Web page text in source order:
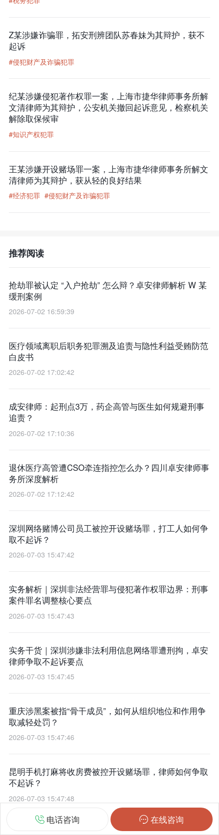
电话咨询 在线咨询
Z某涉嫌诈骗罪，拓安刑辨团队苏春妹为其辩护，获不
起诉
#侵犯财产及诈骗犯罪
纪某涉嫌侵犯著作权罪一案，上海市捷华律师事务所解
文清律师为其辩护，公安机关撤回起诉意见，检察机关
解除取保候审
#知识产权犯罪
王某涉嫌开设赌场罪一案，上海市捷华律师事务所解文
清律师为其辩护，获从轻的良好结果
#经济犯罪 #侵犯财产及诈骗犯罪
推荐阅读
抢劫罪被认定 “入户抢劫” 怎么辩？卓安律师解析 W 某
缓刑案例
2026-07-02 16:59:39
医疗领域离职后职务犯罪溯及追责与隐性利益受贿防范
白皮书
2026-07-02 17:02:42
成安律师：起刑点3万，药企高管与医生如何规避刑事
追责？
2026-07-02 17:10:36
退休医疗高管遭CSO牵连指控怎么办？四川卓安律师事
务所深度解析
2026-07-02 17:12:42
深圳网络赌博公司员工被控开设赌场罪，打工人如何争
取不起诉？
2026-07-03 15:47:42
实务解析｜深圳非法经营罪与侵犯著作权罪边界：刑事
案件罪名调整核心要点
2026-07-03 15:47:43
实务干货｜深圳涉嫌非法利用信息网络罪遭刑拘，卓安
律师争取不起诉要点
2026-07-03 15:47:45
重庆涉黑案被指“骨干成员”，如何从组织地位和作用争
取减轻处罚？
2026-07-03 15:47:46
昆明手机打麻将收房费被控开设赌场罪，律师如何争取
不起诉？
2026-07-03 15:47:48
实务解析｜云南毒品涉案面临死刑立即执行：专业刑辩